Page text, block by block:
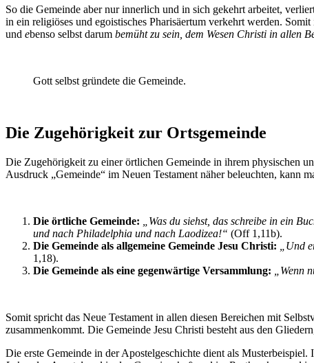
So die Gemeinde aber nur innerlich und in sich gekehrt arbeitet,
in ein religiöses und egoistisches Pharisäertum verkehrt werden.
und ebenso selbst darum bemüht zu sein, dem Wesen Christi in allen
Gott selbst gründete die Gemeinde.
Die Zugehörigkeit zur Ortsgemeinde
Die Zugehörigkeit zu einer örtlichen Gemeinde in ihrem physischen
Ausdruck „Gemeinde“ im Neuen Testament näher beleuchten, kann
Die örtliche Gemeinde:
„Was du siehst, das schreibe in ein
und nach Philadelphia und nach Laodizea!“ (Off 1,11b).
Die Gemeinde als allgemeine Gemeinde Jesu Christi:
„Und
1,18).
Die Gemeinde als eine gegenwärtige Versammlung:
„Wenn
Somit spricht das Neue Testament in allen diesen Bereichen mit
zusammenkommt. Die Gemeinde Jesu Christi besteht aus den
Die erste Gemeinde in der Apostelgeschichte dient als